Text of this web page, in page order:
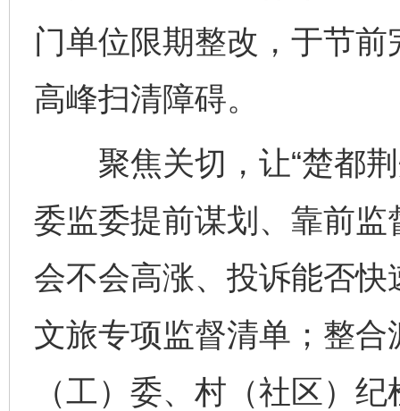
门单位限期整改，于节
高峰扫清障碍。
聚焦关切，让“楚都荆
委监委提前谋划、靠前监
会不会高涨、投诉能否快
文旅专项监督清单；整
（工）委、村（社区）